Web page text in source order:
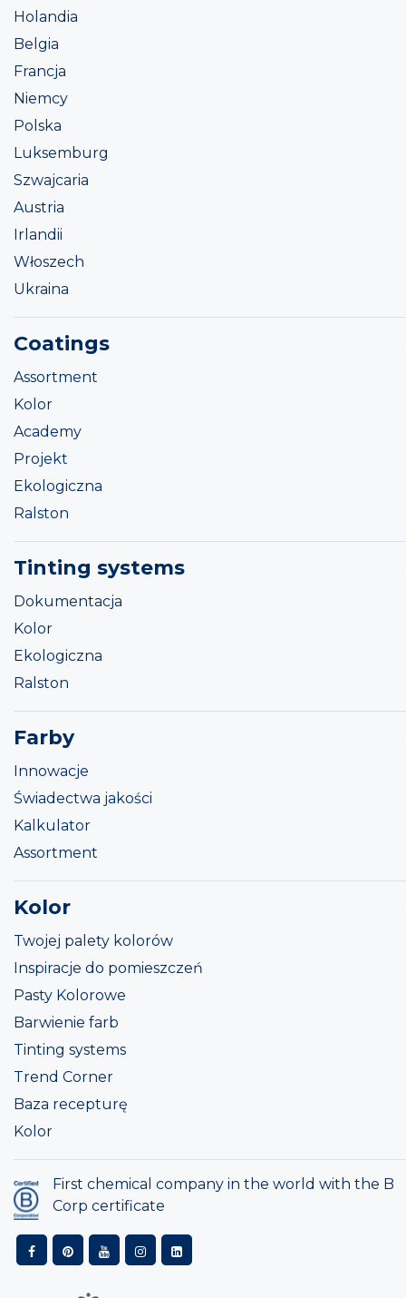
Holandia
Belgia
Francja
Niemcy
Polska
Luksemburg
Szwajcaria
Austria
Irlandii
Włoszech
Ukraina
Coatings
Assortment
Kolor
Academy
Projekt
Ekologiczna
Ralston
Tinting systems
Dokumentacja
Kolor
Ekologiczna
Ralston
Farby
Innowacje
Świadectwa jakości
Kalkulator
Assortment
Kolor
Twojej palety kolorów
Inspiracje do pomieszczeń
Pasty Kolorowe
Barwienie farb
Tinting systems
Trend Corner
Baza recepturę
Kolor
First chemical company in the world with the B
Corp certificate